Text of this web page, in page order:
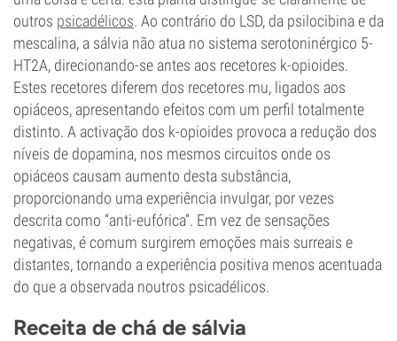
outros psicadélicos. Ao contrário do LSD, da psilocibina e da
mescalina, a sálvia não atua no sistema serotoninérgico 5-
HT2A, direcionando-se antes aos recetores k-opioides.
Estes recetores diferem dos recetores mu, ligados aos
opiáceos, apresentando efeitos com um perfil totalmente
distinto. A activação dos k-opioides provoca a redução dos
níveis de dopamina, nos mesmos circuitos onde os
opiáceos causam aumento desta substância,
proporcionando uma experiência invulgar, por vezes
descrita como “anti-eufórica”. Em vez de sensações
negativas, é comum surgirem emoções mais surreais e
distantes, tornando a experiência positiva menos acentuada
do que a observada noutros psicadélicos.
Receita de chá de sálvia